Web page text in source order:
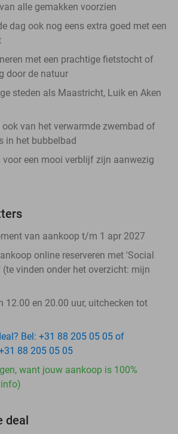
alle gemakken voorzien
dag ook nog eens extra goed met een
met een prachtige fietstocht of
door de natuur
steden als Maastricht, Luik en Aken
ook van het verwarmde zwembad of
in het bubbelbad
voor een mooi verblijf zijn aanwezig
van aankoop t/m 1 apr 2027
online reserveren met 'Social
(te vinden onder het overzicht: mijn
12.00 en 20.00 uur, uitchecken tot
Bel: +31 88 205 05 05 of
88 205 05 05
want jouw aankoop is 100%
info)
deal